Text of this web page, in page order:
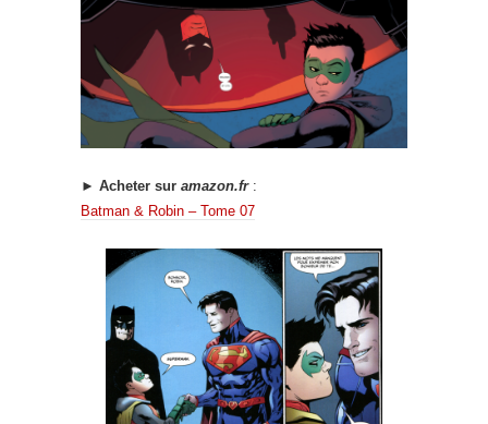
► Acheter sur amazon.fr:
Batman & Robin – Tome 07